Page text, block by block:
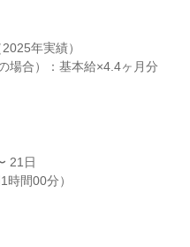
年実績）
場合）：基本給×4.4ヶ月分
21日
間00分）